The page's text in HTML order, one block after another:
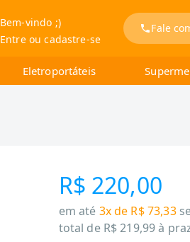
Bem-vindo ;)
Entre ou cadastre-se
Fale
Eletroportáteis
R$ 220,00
em até 3x de R$ 73,33
total de R$ 219,99à